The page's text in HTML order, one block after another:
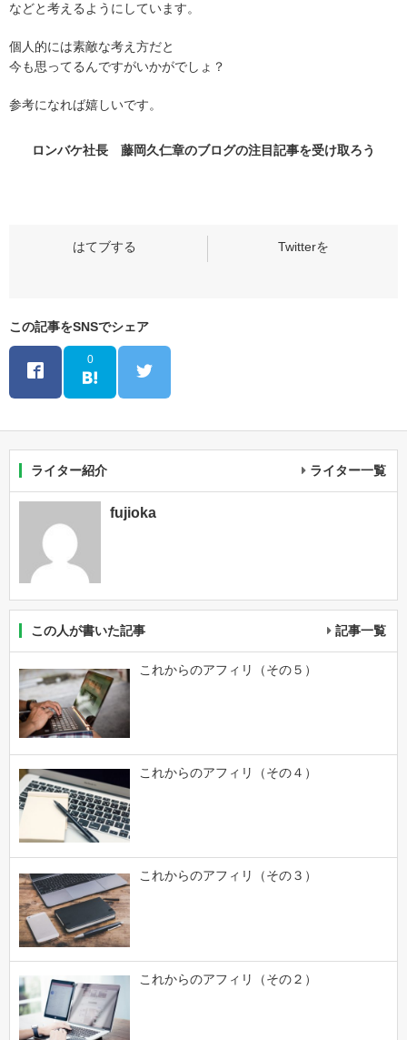
などと考えるようにしています。
個人的には素敵な考え方だと
今も思ってるんですがいかがでしょ？
参考になれば嬉しいです。
ロンバケ社長 藤岡久仁章のブログの注目記事を受け取ろう
この記事をSNSでシェア
0
ライター紹介 ライター一覧
fujioka
この人が書いた記事 記事一覧
これからのアフィリ（その５）
これからのアフィリ（その４）
これからのアフィリ（その３）
これからのアフィリ（その２）